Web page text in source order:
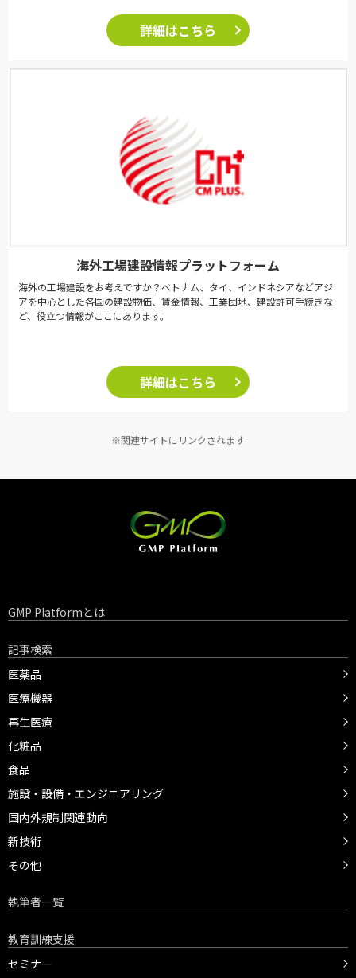
詳細はこちら
海外工場建設情報プラットフォーム
海外の工場建設をお考えですか？ベトナム、タイ、インドネシアなどアジ
アを中心とした各国の建設物価、賃金情報、工業団地、建設許可手続きな
ど、役立つ情報がここにあります。
詳細はこちら
※関連サイトにリンクされます
GMP Platformとは
記事検索
医薬品
医療機器
再生医療
化粧品
食品
施設・設備・エンジニアリング
国内外規制関連動向
新技術
その他
執筆者一覧
教育訓練支援
セミナー